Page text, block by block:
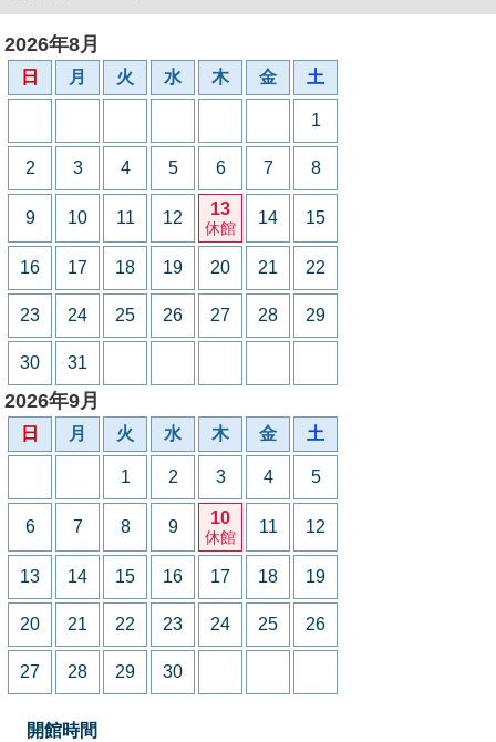
2026年8月
日 月 火 水 木 金 土
1
2 3 4 5 6 7 8
9 10 11 12 13
休館
14 15
16 17 18 19 20 21 22
23 24 25 26 27 28 29
30 31
2026年9月
日 月 火 水 木 金 土
1 2 3 4 5
6 7 8 9 10
休館
11 12
13 14 15 16 17 18 19
20 21 22 23 24 25 26
27 28 29 30
開館時間